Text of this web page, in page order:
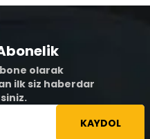
olarak
ilk siz haberdar
KAYDOL